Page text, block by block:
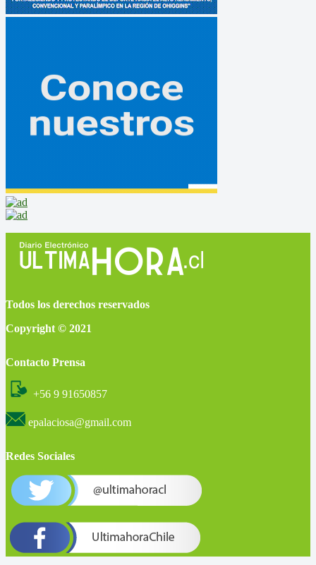
Todos los derechos reservados
Copyright © 2021
Contacto Prensa
+56 9 91650857
epalaciosa@gmail.com
Redes Sociales